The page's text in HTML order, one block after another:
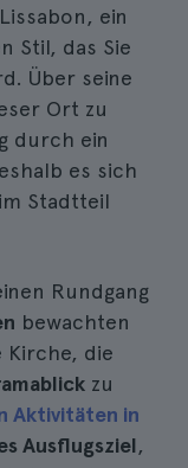
ein
Stil, das Sie
Über seine
Ort zu
durch ein
es sich
im Stadtteil
Rundgang
bewachten
Kirche, die
zu
Aktivitäten in
Ausflugsziel,